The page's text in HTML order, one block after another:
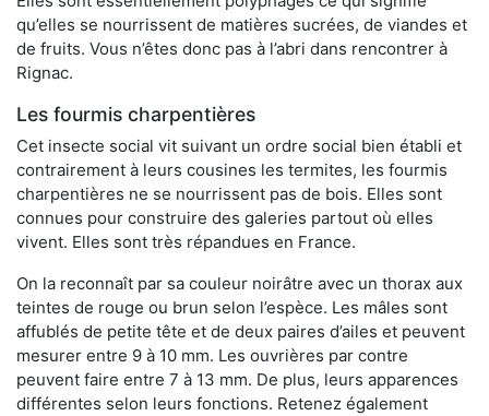
qu’elles se nourrissent de matières sucrées, de viandes et
de fruits. Vous n’êtes donc pas à l’abri dans rencontrer à
Rignac.
Les fourmis charpentières
Cet insecte social vit suivant un ordre social bien établi et
contrairement à leurs cousines les termites, les fourmis
charpentières ne se nourrissent pas de bois. Elles sont
connues pour construire des galeries partout où elles
vivent. Elles sont très répandues en France.
On la reconnaît par sa couleur noirâtre avec un thorax aux
teintes de rouge ou brun selon l’espèce. Les mâles sont
affublés de petite tête et de deux paires d’ailes et peuvent
mesurer entre 9 à 10 mm. Les ouvrières par contre
peuvent faire entre 7 à 13 mm. De plus, leurs apparences
différentes selon leurs fonctions. Retenez également